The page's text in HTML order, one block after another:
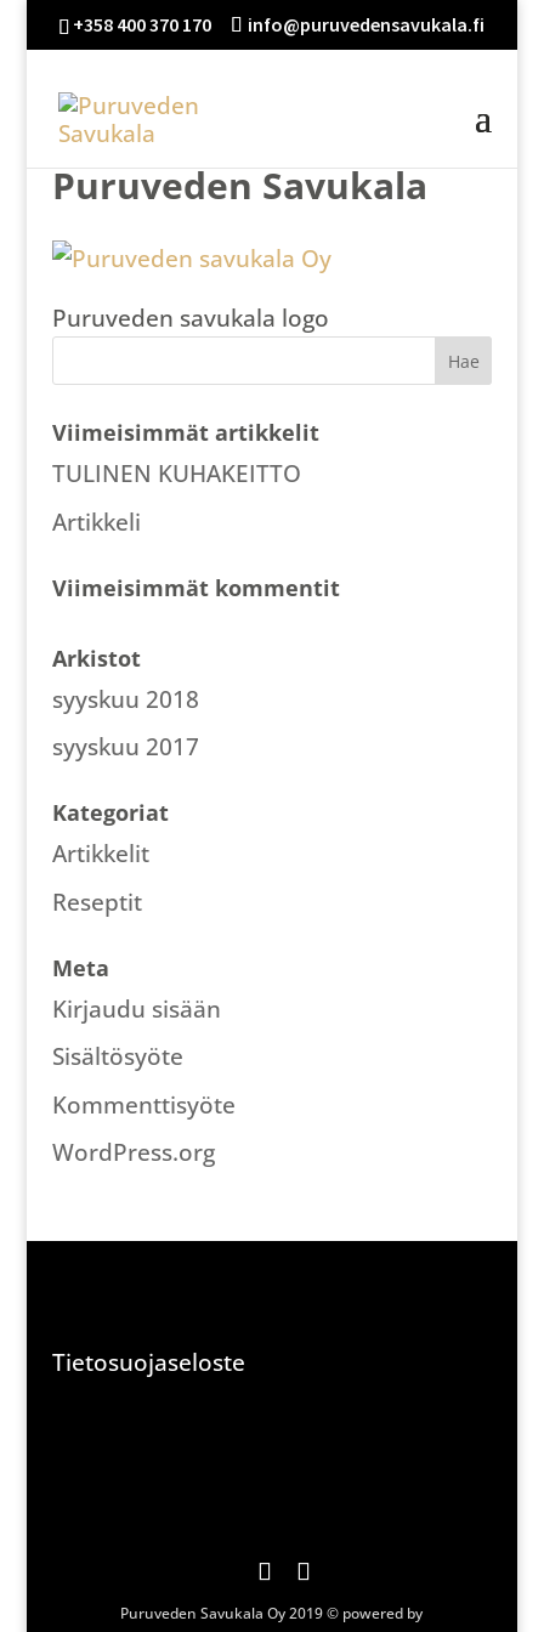
+358 400 370 170 info@puruvedensavukala.fi
Puruveden Savukala
Puruveden savukala logo
Viimeisimmät artikkelit
TULINEN KUHAKEITTO
Artikkeli
Viimeisimmät kommentit
Arkistot
syyskuu 2018
syyskuu 2017
Kategoriat
Artikkelit
Reseptit
Meta
Kirjaudu sisään
Sisältösyöte
Kommenttisyöte
WordPress.org
Tietosuojaseloste
Puruveden Savukala Oy 2019 © powered by